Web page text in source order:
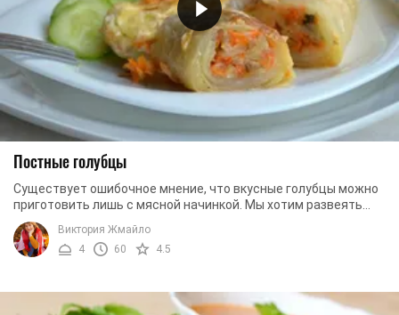
Постные голубцы
Существует ошибочное мнение, что вкусные голубцы можно
приготовить лишь с мясной начинкой. Мы хотим развеять
этот стереотип и предлагаем вам отличный ...
Виктория Жмайло
4
60 4.5